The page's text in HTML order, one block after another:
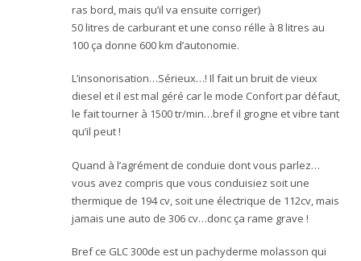
ras bord, mais qu’il va ensuite corriger)
50 litres de carburant et une conso rélle à 8 litres au
100 ça donne 600 km d’autonomie.
L’insonorisation…Sérieux…! Il fait un bruit de vieux
diesel et il est mal géré car le mode Confort par défaut,
le fait tourner à 1500 tr/min…bref il grogne et vibre tant
qu’il peut !
Quand à l’agrément de conduie dont vous parlez…
vous avez compris que vous conduisiez soit une
thermique de 194 cv, soit une électrique de 112cv, mais
jamais une auto de 306 cv…donc ça rame grave !
Bref ce GLC 300de est un pachyderme molasson qui